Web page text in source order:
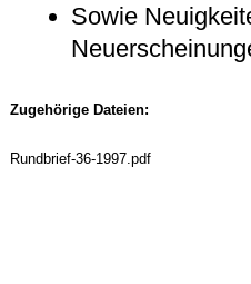
Sowie
Zugehörige Dateien:
Rundbrief-36-1997.pdf